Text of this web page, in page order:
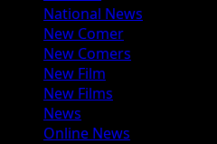
National News
New Comer
New Comers
New Film
New Films
News
Online News